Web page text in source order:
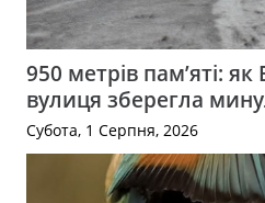
950 метрів пам’яті:
вулиця зберегла
Субота, 1 Серпня, 2026